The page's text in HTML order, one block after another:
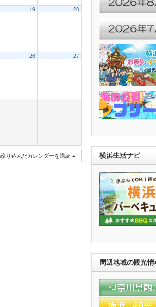
19 20
26 27
絞り込んだカレンダーを購読 横浜生活ナビ
周辺地域の観光情